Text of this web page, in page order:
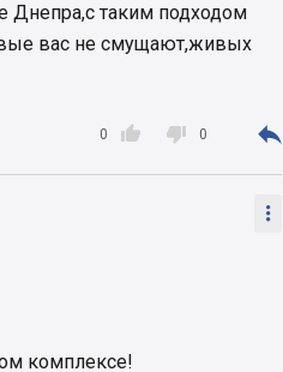
Днепра,с таким подходом
вас не смущают,живых

0  0 

комплексе!